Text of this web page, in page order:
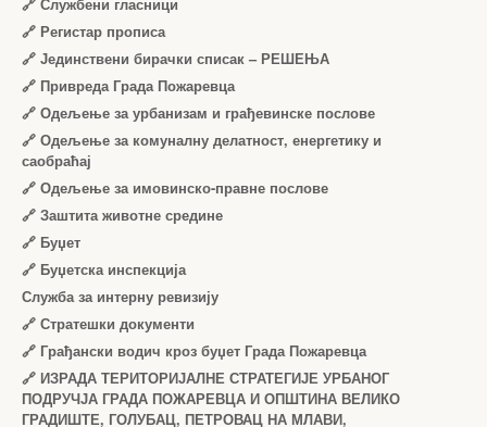
🔗 Службени гласници
🔗 Регистар прописа
🔗 Јединствени бирачки списак – РЕШЕЊА
🔗 Привреда Града Пожаревца
🔗 Одељење за урбанизам и грађевинске послове
🔗 Одељење за комуналну делатност, енергетику и
саобраћај
🔗 Одељење за имовинско-правне послове
🔗 Заштита животне средине
🔗 Буџет
🔗 Буџетска инспекција
Служба за интерну ревизију
🔗 Стратешки документи
🔗 Грађански водич кроз буџет Града Пожаревца
🔗 ИЗРАДА ТЕРИТОРИЈАЛНЕ СТРАТЕГИЈЕ УРБАНОГ
ПОДРУЧЈА ГРАДА ПОЖАРЕВЦА И ОПШТИНА ВЕЛИКО
ГРАДИШТЕ, ГОЛУБАЦ, ПЕТРОВАЦ НА МЛАВИ,